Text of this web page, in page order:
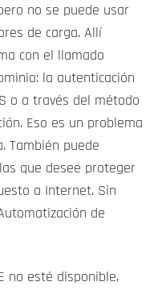
no se puede usar
de carga. Allí
con el llamado
la autenticación
o a través del método
Eso es un problema
También puede
que desee proteger
a Internet. Sin
de
no esté disponible,